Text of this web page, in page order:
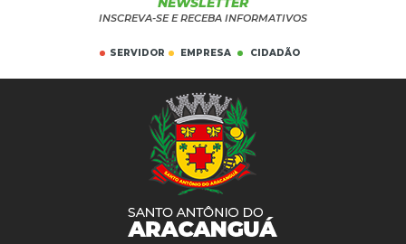
INSCREVA-SE E RECEBA INFORMATIVOS
SERVIDOR EMPRESA CIDADÃO